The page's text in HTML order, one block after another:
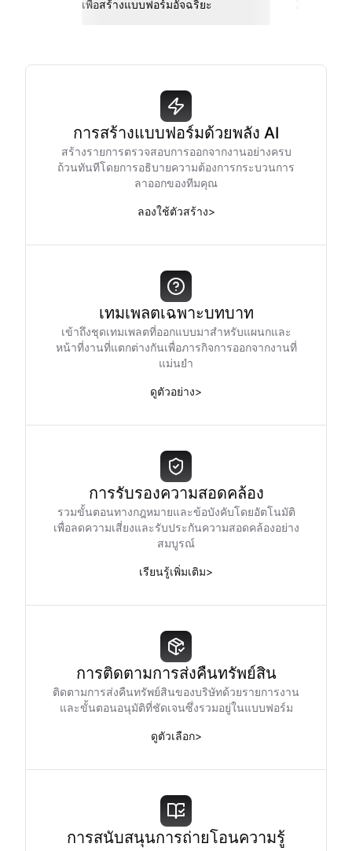
เพื่อสร้างแบบฟอร์มอัจฉริยะ
การสร้างแบบฟอร์มด้วยพลัง AI
สร้างรายการตรวจสอบการออกจากงานอย่างครบ
ถ้วนทันทีโดยการอธิบายความต้องการกระบวนการ
ลาออกของทีมคุณ
ลองใช้ตัวสร้าง>
เทมเพลตเฉพาะบทบาท
เข้าถึงชุดเทมเพลตที่ออกแบบมาสำหรับแผนกและ
หน้าที่งานที่แตกต่างกันเพื่อภารกิจการออกจากงานที่
แม่นยำ
ดูตัวอย่าง>
การรับรองความสอดคล้อง
รวมขั้นตอนทางกฎหมายและข้อบังคับโดยอัตโนมัติ
เพื่อลดความเสี่ยงและรับประกันความสอดคล้องอย่าง
สมบูรณ์
เรียนรู้เพิ่มเติม>
การติดตามการส่งคืนทรัพย์สิน
ติดตามการส่งคืนทรัพย์สินของบริษัทด้วยรายการงาน
และขั้นตอนอนุมัติที่ชัดเจนซึ่งรวมอยู่ในแบบฟอร์ม
ดูตัวเลือก>
การสนับสนุนการถ่ายโอนความรู้